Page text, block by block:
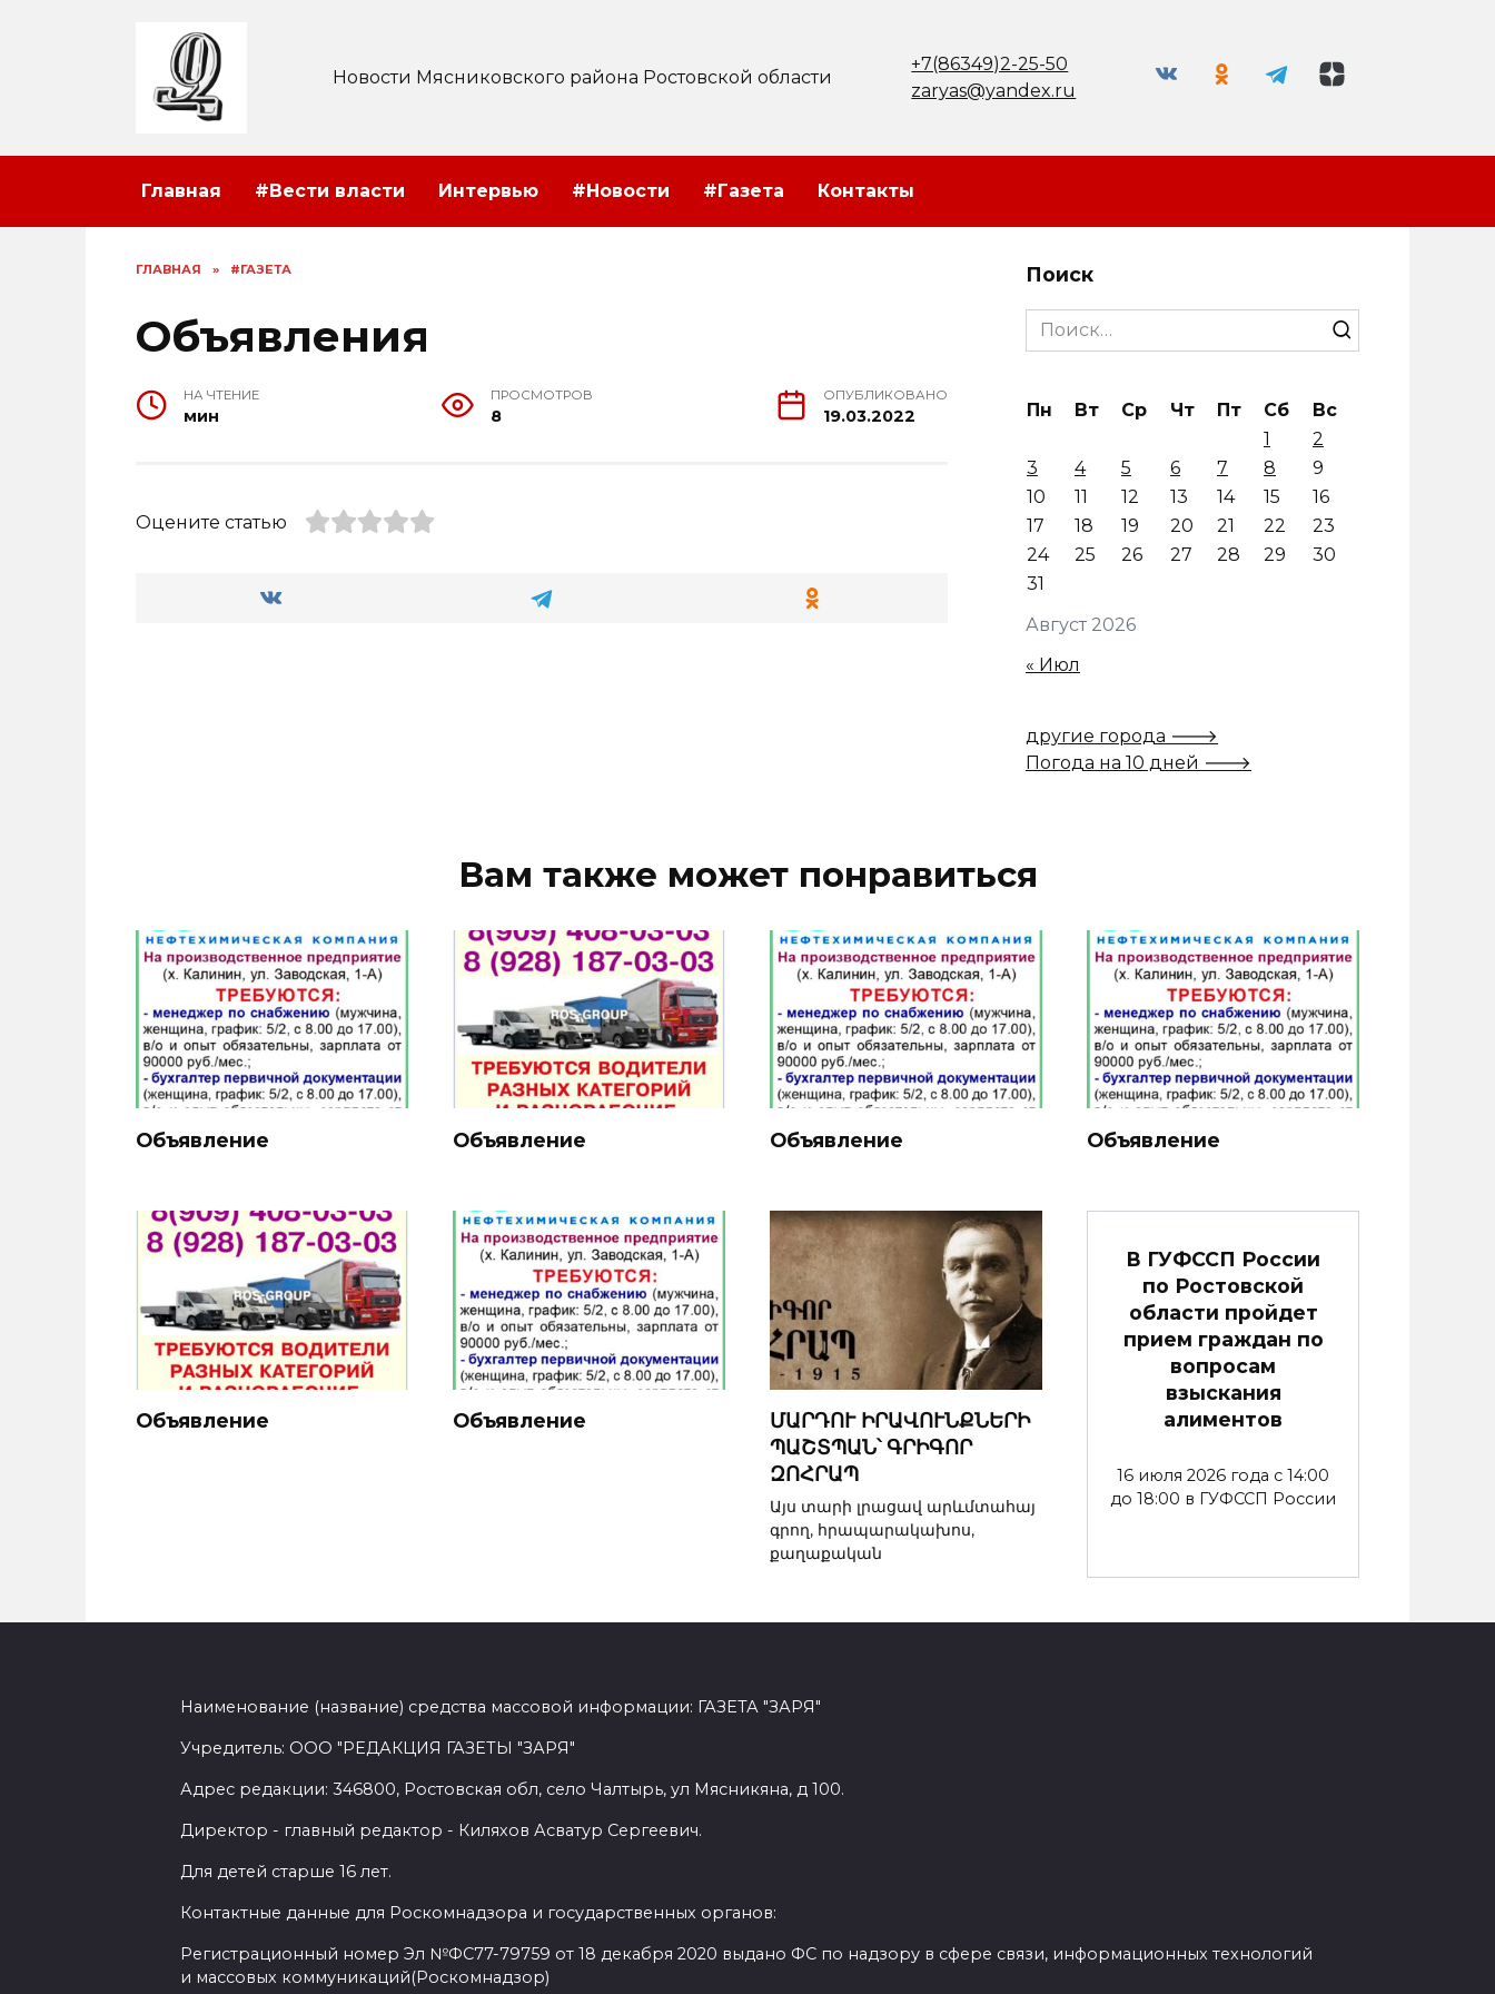
Новости Мясниковского района Ростовской области
+7(86349)2-25-50
zaryas@yandex.ru
Главная #Вести власти Интервью #Новости #Газета Контакты
ГЛАВНАЯ » #ГАЗЕТА
Объявления
НА ЧТЕНИЕ
мин
ПРОСМОТРОВ
8
ОПУБЛИКОВАНО
19.03.2022
Оцените статью
Поиск
Search
for:
Август 2026
Пн Вт Ср Чт Пт Сб
Вс
1
2
3
4 5 6 7 8
9
10
11 12 13 14 15
16
17
18 19 20 21 22
23
24
25 26 27 28 29
30
31
« Июл
другие города 🡒
Погода на 10 дней 🡒
Вам также может понравиться
Объявление Объявление Объявление Объявление
Объявление Объявление
ՄԱՐԴՈՒ ԻՐԱՎՈՒՆՔՆԵՐԻ
ՊԱՇՏՊԱՆ՝ ԳՐԻԳՈՐ
ԶՈՀՐԱՊ
Այս տարի լրացավ արևմտահայ
գրող, հրապարակախոս,
քաղաքական
В ГУФССП России
по Ростовской
области пройдет
прием граждан по
вопросам
взыскания
алиментов
16 июля 2026 года с 14:00
до 18:00 в ГУФССП России
Наименование (название) средства массовой информации: ГАЗЕТА "ЗАРЯ"
Учредитель: ООО "РЕДАКЦИЯ ГАЗЕТЫ "ЗАРЯ"
Адрес редакции: 346800, Ростовская обл, село Чалтырь, ул Мясникяна, д 100.
Директор - главный редактор - Киляхов Асватур Сергеевич.
Для детей старше 16 лет.
Контактные данные для Роскомнадзора и государственных органов:
Регистрационный номер Эл №ФС77-79759 от 18 декабря 2020 выдано ФС по надзору в сфере связи, информационных технологий
и массовых коммуникаций(Роскомнадзор)